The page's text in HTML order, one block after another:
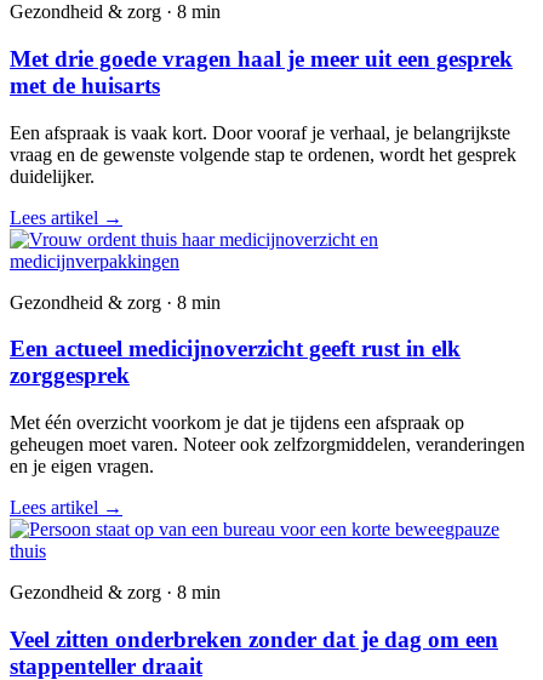
Gezondheid & zorg · 8 min
Met drie goede vragen haal je meer uit een gesprek
met de huisarts
Een afspraak is vaak kort. Door vooraf je verhaal, je belangrijkste
vraag en de gewenste volgende stap te ordenen, wordt het gesprek
duidelijker.
Lees artikel →
Gezondheid & zorg · 8 min
Een actueel medicijnoverzicht geeft rust in elk
zorggesprek
Met één overzicht voorkom je dat je tijdens een afspraak op
geheugen moet varen. Noteer ook zelfzorgmiddelen, veranderingen
en je eigen vragen.
Lees artikel →
Gezondheid & zorg · 8 min
Veel zitten onderbreken zonder dat je dag om een
stappenteller draait